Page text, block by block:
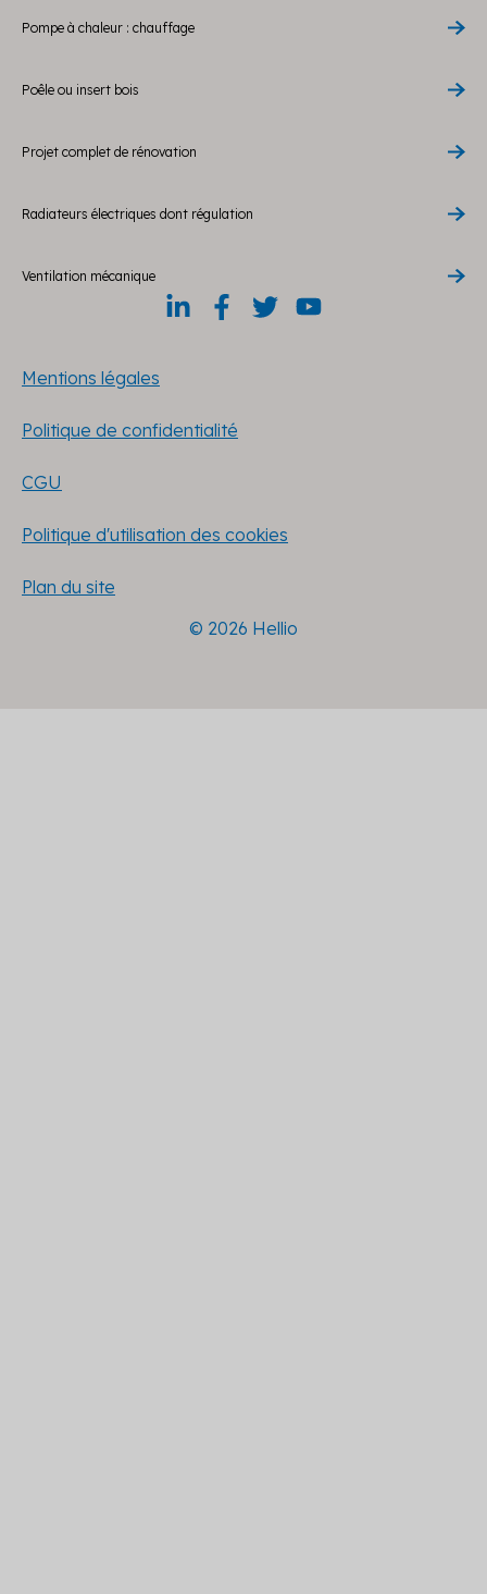
Pompe à chaleur : chauffage
Poêle ou insert bois
Projet complet de rénovation
Radiateurs électriques dont régulation
Ventilation mécanique
Mentions légales
Politique de confidentialité
CGU
Politique d'utilisation des cookies
Plan du site
© 2026 Hellio